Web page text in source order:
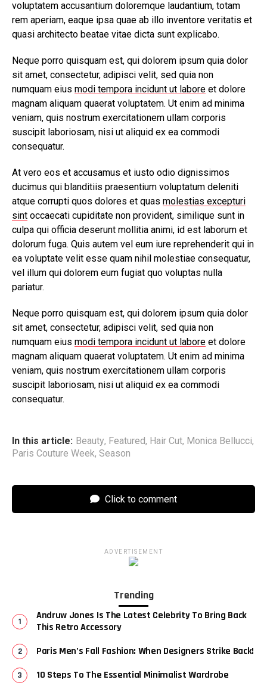
voluptatem accusantium doloremque laudantium, totam
rem aperiam, eaque ipsa quae ab illo inventore veritatis et
quasi architecto beatae vitae dicta sunt explicabo.
Neque porro quisquam est, qui dolorem ipsum quia dolor
sit amet, consectetur, adipisci velit, sed quia non
numquam eius modi tempora incidunt ut labore et dolore
magnam aliquam quaerat voluptatem. Ut enim ad minima
veniam, quis nostrum exercitationem ullam corporis
suscipit laboriosam, nisi ut aliquid ex ea commodi
consequatur.
At vero eos et accusamus et iusto odio dignissimos
ducimus qui blanditiis praesentium voluptatum deleniti
atque corrupti quos dolores et quas molestias excepturi
sint occaecati cupiditate non provident, similique sunt in
culpa qui officia deserunt mollitia animi, id est laborum et
dolorum fuga. Quis autem vel eum iure reprehenderit qui in
ea voluptate velit esse quam nihil molestiae consequatur,
vel illum qui dolorem eum fugiat quo voluptas nulla
pariatur.
Neque porro quisquam est, qui dolorem ipsum quia dolor
sit amet, consectetur, adipisci velit, sed quia non
numquam eius modi tempora incidunt ut labore et dolore
magnam aliquam quaerat voluptatem. Ut enim ad minima
veniam, quis nostrum exercitationem ullam corporis
suscipit laboriosam, nisi ut aliquid ex ea commodi
consequatur.
In this article: Beauty, Featured, Hair Cut, Monica Bellucci,
Paris Couture Week, Season
Click to comment
ADVERTISEMENT
Trending
Andruw Jones Is The Latest Celebrity To Bring Back
This Retro Accessory
Paris Men’s Fall Fashion: When Designers Strike Back!
10 Steps To The Essential Minimalist Wardrobe